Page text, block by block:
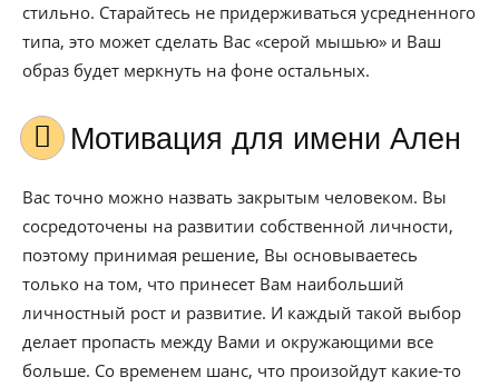
стильно. Старайтесь не придерживаться усредненного
типа, это может сделать Вас «серой мышью» и Ваш
образ будет меркнуть на фоне остальных.
Мотивация для имени Ален
Вас точно можно назвать закрытым человеком. Вы
сосредоточены на развитии собственной личности,
поэтому принимая решение, Вы основываетесь
только на том, что принесет Вам наибольший
личностный рост и развитие. И каждый такой выбор
делает пропасть между Вами и окружающими все
больше. Со временем шанс, что произойдут какие-то